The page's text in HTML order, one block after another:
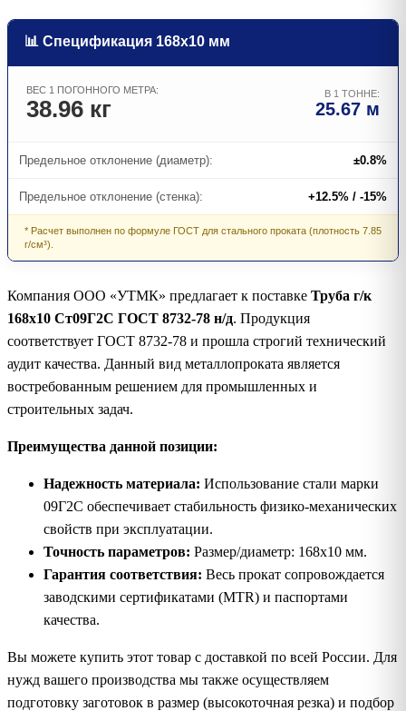
📊 Спецификация 168х10 мм
ВЕС 1 ПОГОННОГО МЕТРА:
38.96 кг
В 1 ТОННЕ:
25.67 м
Предельное отклонение (диаметр): ±0.8%
Предельное отклонение (стенка): +12.5% / -15%
* Расчет выполнен по формуле ГОСТ для стального проката (плотность 7.85
г/см³).
Компания ООО «УТМК» предлагает к поставке Труба г/к
168х10 Ст09Г2С ГОСТ 8732-78 н/д. Продукция
соответствует ГОСТ 8732-78 и прошла строгий технический
аудит качества. Данный вид металлопроката является
востребованным решением для промышленных и
строительных задач.
Преимущества данной позиции:
Надежность материала: Использование стали марки
09Г2С обеспечивает стабильность физико-механических
свойств при эксплуатации.
Точность параметров: Размер/диаметр: 168х10 мм.
Гарантия соответствия: Весь прокат сопровождается
заводскими сертификатами (MTR) и паспортами
качества.
Вы можете купить этот товар с доставкой по всей России. Для
нужд вашего производства мы также осуществляем
подготовку заготовок в размер (высокоточная резка) и подбор